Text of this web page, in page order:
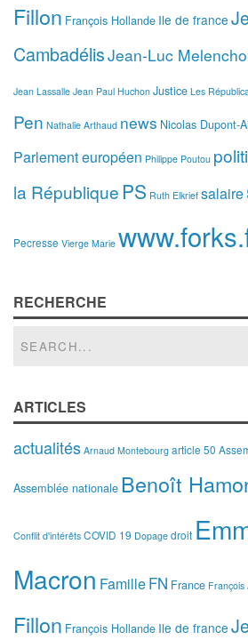
Fillon François Hollande Ile de france
CambadélisJean-Luc
Jean Lassalle Jean Paul Huchon Justice Les
Pen Nathalie Arthaud news Nicolas Dupont-
Parlement européen Philippe Poutou
la République PS Ruth Elkrief salaire
Pecresse Vierge Marie
RECHERCHE
ARTICLES
actualités Arnaud Montebourg article 50
Assemblée nationale Benoît
Conflit d'intérêts COVID 19 Dopage droit
Macron FamilleFN France François
Fillon François Hollande Ile de france